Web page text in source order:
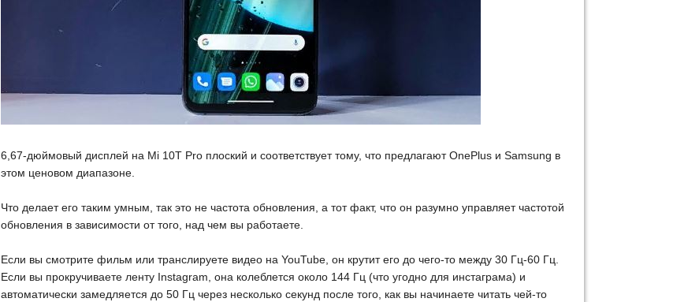
6,67-дюймовый дисплей на Mi 10T Pro плоский и соответствует тому, что предлагают OnePlus и Samsung в
этом ценовом диапазоне.
Что делает его таким умным, так это не частота обновления, а тот факт, что он разумно управляет частотой
обновления в зависимости от того, над чем вы работаете.
Если вы смотрите фильм или транслируете видео на YouTube, он крутит его до чего-то между 30 Гц-60 Гц.
Если вы прокручиваете ленту Instagram, она колеблется около 144 Гц (что угодно для инстаграма) и
автоматически замедляется до 50 Гц через несколько секунд после того, как вы начинаете читать чей-то